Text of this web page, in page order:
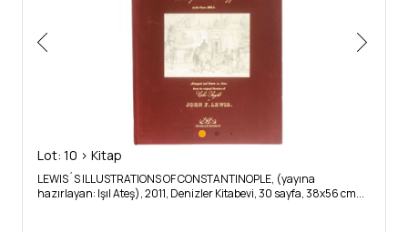
Lot: 10 > Kitap
LEWIS´S ILLUSTRATIONS OF CONSTANTINOPLE, (yayına
hazırlayan: Işıl Ateş), 2011, Denizler Kitabevi, 30 sayfa, 38x56 cm...